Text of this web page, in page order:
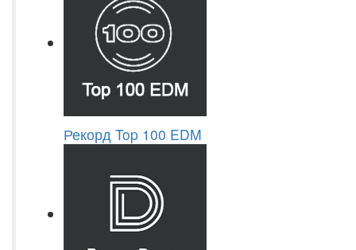
Рекорд Top 100 EDM